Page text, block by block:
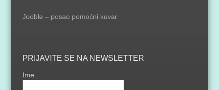
Jooble – posao pomoćni kuvar
PRIJAVITE SE NA NEWSLETTER
Ime